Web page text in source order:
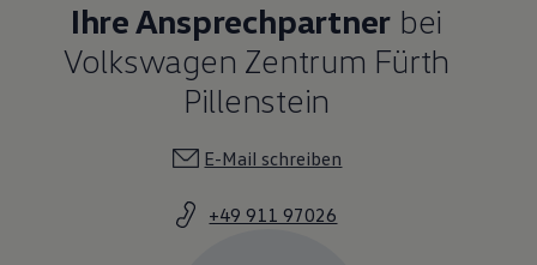
Ihre Ansprechpartner bei
Volkswagen Zentrum Fürth
Pillenstein
E-Mail schreiben
+49 911 97026